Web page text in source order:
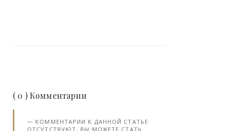
( 0 ) Комментарии
КОММЕНТАРИИ К ДАННОЙ СТАТЬЕ
ОТСУТСТВУЮТ. ВЫ МОЖЕТЕ СТАТЬ